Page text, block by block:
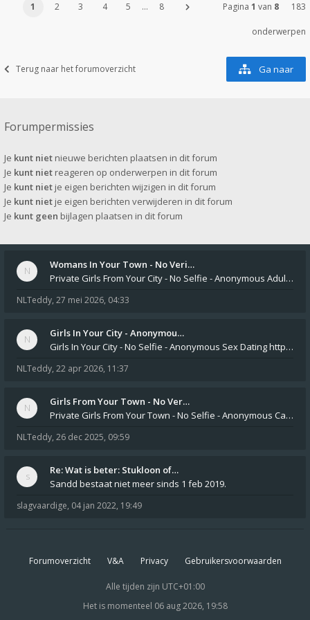
1 2 3 4 5 … 8 Pagina 1 van 8 183
onderwerpen
Terug naar het forumoverzicht Ga naar
Forumpermissies
Je kunt niet nieuwe berichten plaatsen in dit forum
Je kunt niet reageren op onderwerpen in dit forum
Je kunt niet je eigen berichten wijzigen in dit forum
Je kunt niet je eigen berichten verwijderen in dit forum
Je kunt geen bijlagen plaatsen in dit forum
Womans In Your Town - No Veri…
Private Girls From Your City - No Selfie - Anonymous Adult Dating https://privatedates.live Private Girls In Your
NLTeddy, 27 mei 2026, 04:33
Girls In Your City - Anonymou…
Girls In Your City - No Selfie - Anonymous Sex Dating https://SecretPrivat.com Womens In Your Town - Anonymous S
NLTeddy, 22 apr 2026, 11:37
Girls From Your Town - No Ver…
Private Girls From Your Town - No Selfie - Anonymous Casual Dating https://PrivateLadyEscorts.com Private Lady In
NLTeddy, 26 dec 2025, 09:59
Re: Wat is beter: Stukloon of…
Sandd bestaat niet meer sinds 1 feb 2019.
slagvaardige, 04 jan 2022, 19:49
Forumoverzicht V&A Privacy Gebruikersvoorwaarden
Alle tijden zijn UTC+01:00
Het is momenteel 06 aug 2026, 19:58